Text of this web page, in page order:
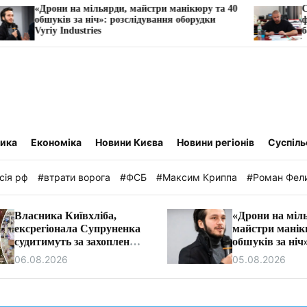
на мільярди, майстри манікюру та 40
за ніч»: розслідування оборудки
Схема через
фірми
барменів у
Економіка Новини Києва Новини регіонів
рф #втрати ворога #ФСБ #Максим Криппа #Роман
Власника Київхліба,
ексрегіонала Супруненка
судитимуть за захоплення
землі на березі Дніпра
06.08.2026
«Дрони на
майстри
обшуків за
розслідування
05.08.2026